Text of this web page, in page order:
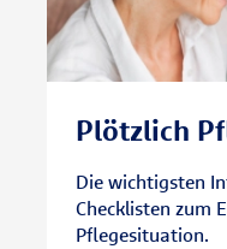
Plötzlich
Die wichtigsten
Checklisten zum
Pflegesituation.